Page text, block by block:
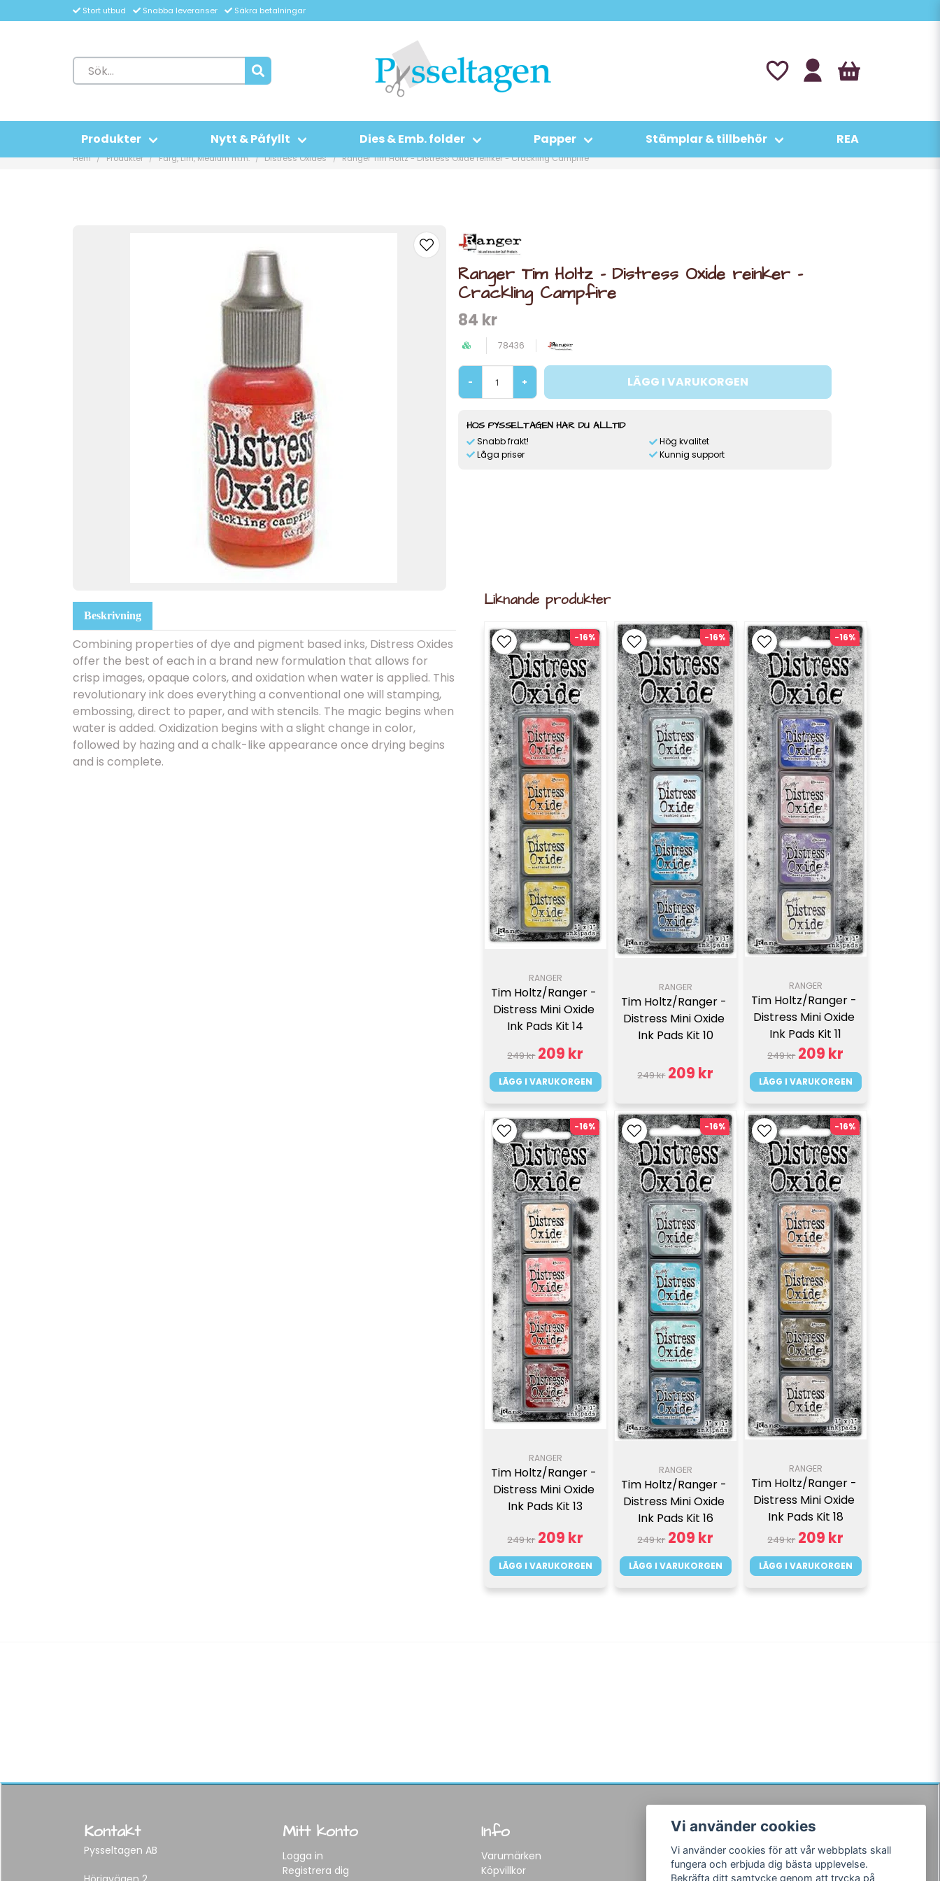
Stort utbud Snabba leveranser Säkra betalningar
Produkter Nytt & Påfyllt Dies & Emb. folder Papper Stämplar & tillbehör REA
Hem Produkter Färg, Lim, Medium m.m. Distress Oxides Ranger Tim Holtz - Distress Oxide reinker - Crackling Campfire
Ranger Tim Holtz - Distress Oxide reinker -
Crackling Campfire
84 kr
78436
- + LÄGG I VARUKORGEN
HOS PYSSELTAGEN HAR DU ALLTID
Snabb frakt!
Låga priser
Hög kvalitet
Kunnig support
Beskrivning
Combining properties of dye and pigment based inks, Distress Oxides
offer the best of each in a brand new formulation that allows for
crisp images, opaque colors, and oxidation when water is applied. This
revolutionary ink does everything a conventional one will stamping,
embossing, direct to paper, and with stencils. The magic begins when
water is added. Oxidization begins with a slight change in color,
followed by hazing and a chalk-like appearance once drying begins
and is complete.
Liknande produkter
RANGER
Tim Holtz/Ranger -
Distress Mini Oxide
Ink Pads Kit 14
249 kr 209 kr
LÄGG I VARUKORGEN
-16%
RANGER
Tim Holtz/Ranger -
Distress Mini Oxide
Ink Pads Kit 10
249 kr 209 kr
-16%
RANGER
Tim Holtz/Ranger -
Distress Mini Oxide
Ink Pads Kit 11
249 kr 209 kr
LÄGG I VARUKORGEN
-16%
RANGER
Tim Holtz/Ranger -
Distress Mini Oxide
Ink Pads Kit 13
249 kr 209 kr
LÄGG I VARUKORGEN
-16%
RANGER
Tim Holtz/Ranger -
Distress Mini Oxide
Ink Pads Kit 16
249 kr 209 kr
LÄGG I VARUKORGEN
-16%
RANGER
Tim Holtz/Ranger -
Distress Mini Oxide
Ink Pads Kit 18
249 kr 209 kr
LÄGG I VARUKORGEN
-16%
Kontakt
Pysseltagen AB
Mitt konto
Logga in
Registrera dig
Info
Varumärken
Köpvillkor
Följ oss
Facebook
Instagram
Vi använder cookies
Vi använder cookies för att vår webbplats skall
fungera och erbjuda dig bästa upplevelse.
Bekräfta ditt samtycke genom att trycka på